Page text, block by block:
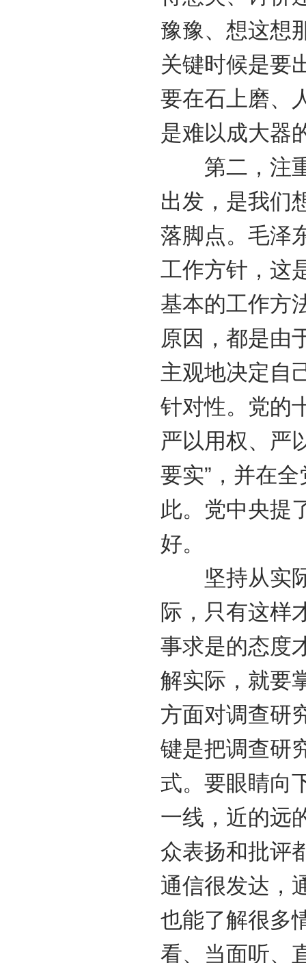
豫豫、想这想
关键时候是要
要在石上磨、
是难以成大器
第二，注重
出发，是我们
落脚点。毛泽
工作方针，这
基本的工作方
原因，都是由
主观地决定自
针对性。党的
严以用权、严
要实”，并在
此。党中央提
好。
坚持从实际
际，只有这样
事求是的态度
解实际，就要
方面对调查研
键是把调查研
式。要眼睛向
一线，近的远
众表扬和批评
通信很发达，
也能了解很多
看、当面听、